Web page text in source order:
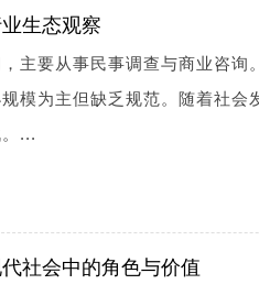
生态观察
主要从事民事调查与商业咨询
模为主但缺乏规范。随着社会
...
社会中的角色与价值